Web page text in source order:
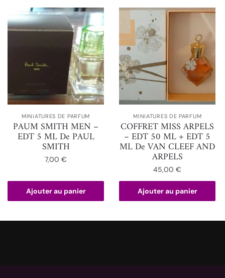
MINIATURES DE PARFUM
PAUM SMITH MEN –
EDT 5 ML De PAUL
SMITH
7,00€
Ajouter au panier
MINIATURES DE PARFUM
COFFRET MISS ARPELS
– EDT 50 ML + EDT 5
ML De VAN CLEEF AND
ARPELS
45,00€
Ajouter au panier